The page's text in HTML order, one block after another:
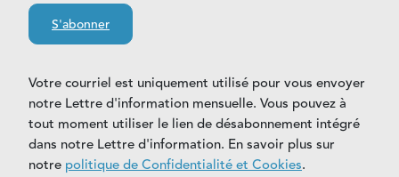
S'abonner
Votre courriel est uniquement utilisé pour vous envoyer
notre Lettre d'information mensuelle. Vous pouvez à
tout moment utiliser le lien de désabonnement intégré
dans notre Lettre d'information. En savoir plus sur
notre politique de Confidentialité et Cookies.